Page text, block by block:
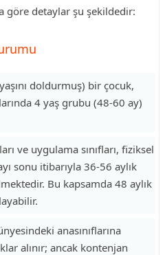
göre detaylar şu şekildedir:
doldurmuş) bir çocuk,
4 yaş grubu (48-60 ay)
ve uygulama sınıfları, fiziksel
sonu itibarıyla 36-56 aylık
Bu kapsamda 48 aylık
anasınıflarına
alınır; ancak kontenjan